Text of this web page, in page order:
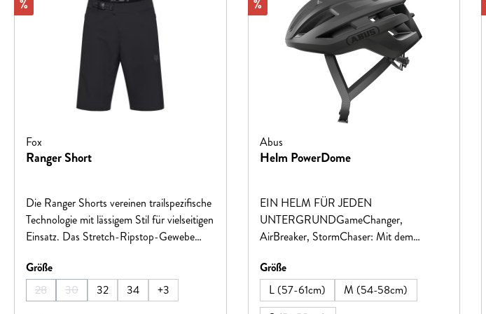
%
Fox
Ranger Short
Die Ranger Shorts vereinen trailspezifische
Technologie mit lässigem Stil für vielseitigen
Einsatz. Das Stretch-Ripstop-Gewebe
Strapazierfähigkeit, während der
Rennratschenverschluss eine schnelle
Anpassung ermöglicht.
Größeauswählen
28
(Diese Option ist zurzeit nicht verfügbar.)
30
(Diese Option ist zurzeit nicht verfügbar.)
32 34 +3
%
Abus
Helm PowerDome
EIN HELM FÜR JEDEN
UNTERGRUNDGameChanger,
AirBreaker, StormChaser: Mit dem
Helmfamilie „Made in Italy“ Zuwachs.Der
PowerDome kommt direkt aus der ABUS
Produktion in Italien. Er vereint Erfolgs-
Größeauswählen
L (57-61cm)
M (54-58cm)